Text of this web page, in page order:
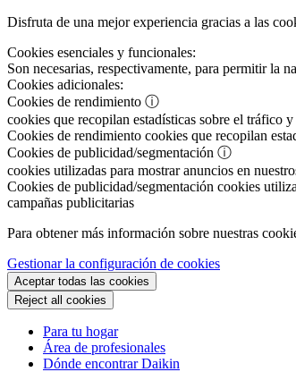
Disfruta de una mejor experiencia gracias a las
Cookies esenciales y funcionales:
Son necesarias, respectivamente, para permitir la
Cookies adicionales:
Cookies de rendimiento ⓘ
cookies que recopilan estadísticas sobre el tráfico
Cookies de rendimiento cookies que recopilan
Cookies de publicidad/segmentación ⓘ
cookies utilizadas para mostrar anuncios en
Cookies de publicidad/segmentación cookies
campañas publicitarias
Para obtener más información sobre nuestras
Gestionar la configuración de cookies
Aceptar todas las cookies
Reject all cookies
Para tu hogar
Área de profesionales
Dónde encontrar Daikin